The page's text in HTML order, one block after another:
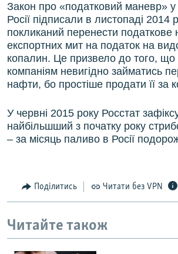
Закон про «податковий маневр» у
Росії підписали в листопаді 2014
покликаний перенести податкове
експортних мит на податок на
копалин. Це призвело до того,
компаніям невигідно займатись
нафти, бо простіше продати її за
У червні 2015 року Росстат
найбільшший з початку року
– за місяць паливо в Росії
Поділитись Читати без VPN
Читайте також